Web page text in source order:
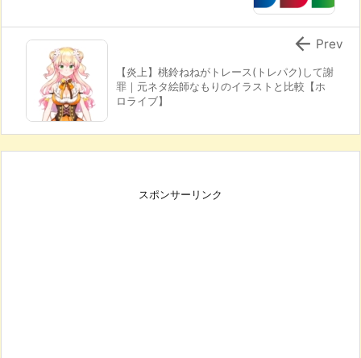
【炎上】桃鈴ねねがトレース(トレパク)して謝
罪｜元ネタ絵師なもりのイラストと比較【ホ
ロライブ】
 Prev
スポンサーリンク